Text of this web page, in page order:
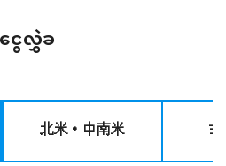
ငွေလွှဲခ
北米・中南米